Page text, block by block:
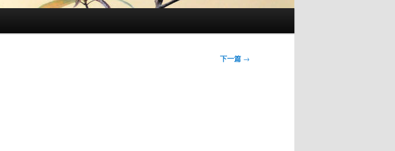
下一篇 →